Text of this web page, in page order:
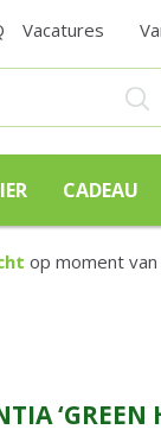
Vacatures
CADEAU
op moment